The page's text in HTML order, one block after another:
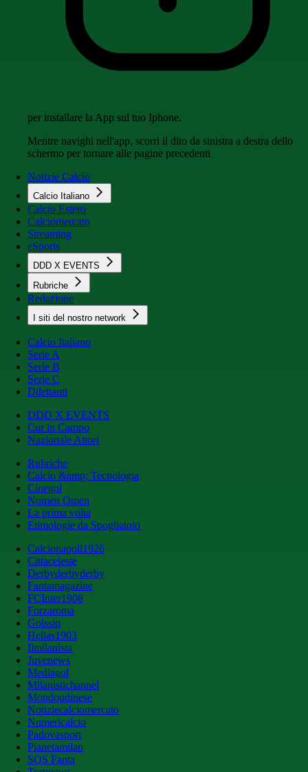
per installare la App sul tuo Iphone.
Mentre navighi nell'app, scorri il dito da sinistra a destra dello
schermo per tornare alle pagine precedenti
Notizie Calcio
Calcio Italiano
Calcio Estero
Calciomercato
Streaming
eSports
DDD X EVENTS
Rubriche
Redazione
I siti del nostro network
Calcio Italiano
Serie A
Serie B
Serie C
Dilettanti
DDD X EVENTS
Cur in Campo
Nazionale Attori
Rubriche
Calcio &amp; Tecnologia
Cinegol
Nomen Omen
La prima volta
Etimologie da Spogliatoio
Calcionapoli1926
Cittaceleste
Derbyderbyderby
Fantamagazine
FCInter1908
Forzaroma
Golssip
Hellas1903
Ilmilanista
Juvenews
Mediagol
Milanistichannel
Mondoudinese
Notiziecalciomercato
Numericalcio
Padovasport
Pianetamilan
SOS Fanta